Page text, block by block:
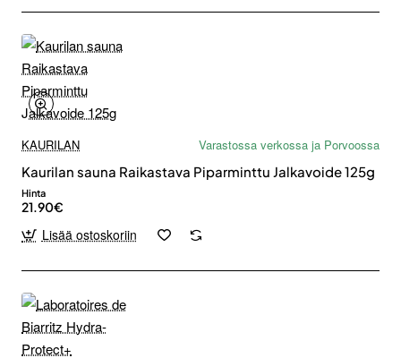
KAURILAN
Varastossa verkossa ja Porvoossa
Kaurilan sauna Raikastava Piparminttu Jalkavoide 125g
Hinta
21.90€
Lisää ostoskoriin